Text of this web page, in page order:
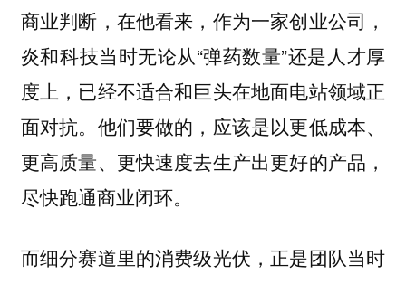
商业判断，在他看来，作为一家创业公司，
炎和科技当时无论从“弹药数量”还是人才厚
度上，已经不适合和巨头在地面电站领域正
面对抗。他们要做的，应该是以更低成本、
更高质量、更快速度去生产出更好的产品，
尽快跑通商业闭环。
而细分赛道里的消费级光伏，正是团队当时